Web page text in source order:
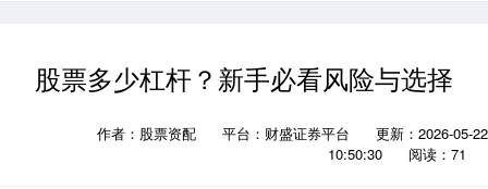
股票多少杠杆？新手必看风险与选择
作者：股票资配 平台：财盛证券平台
更新：2026-05-22
10:50:30
阅读：71